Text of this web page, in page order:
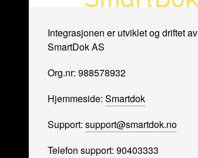
Integrasjonen er utviklet og driftet av
SmartDok AS
Org.nr: 988578932
Hjemmeside: Smartdok
Support: support@smartdok.no
Telefon support: 90403333